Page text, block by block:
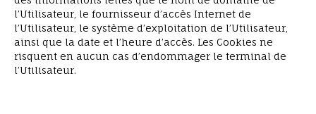
l’Utilisateur, le fournisseur d’accès Internet de
l’Utilisateur, le système d’exploitation de l’Utilisateur,
ainsi que la date et l’heure d’accès. Les Cookies ne
risquent en aucun cas d’endommager le terminal de
l’Utilisateur.